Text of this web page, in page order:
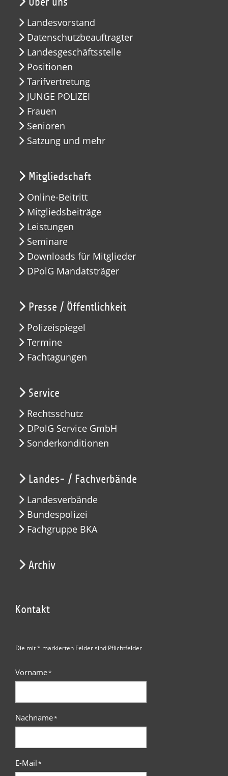
Landesvorstand
Datenschutzbeauftragter
Landesgeschäftsstelle
Positionen
Tarifvertretung
JUNGE POLIZEI
Frauen
Senioren
Satzung und mehr
Mitgliedschaft
Online-Beitritt
Mitgliedsbeiträge
Leistungen
Seminare
Downloads für Mitglieder
DPolG Mandatsträger
Presse / Öffentlichkeit
Polizeispiegel
Termine
Fachtagungen
Service
Rechtsschutz
DPolG Service GmbH
Sonderkonditionen
Landes- / Fachverbände
Landesverbände
Bundespolizei
Fachgruppe BKA
Archiv
Kontakt
Die mit * markierten Felder sind Pflichtfelder
Vorname*
Nachname*
E-Mail*